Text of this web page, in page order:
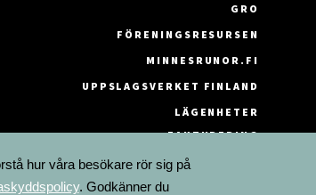
GRO
FÖRENINGSRESURSEN
MINNESRUNOR.FI
UPPSLAGSVERKET FINLAND
LÄGENHETER
FAKTURERING
hur våra besökare rör sig på
. Godkänner du